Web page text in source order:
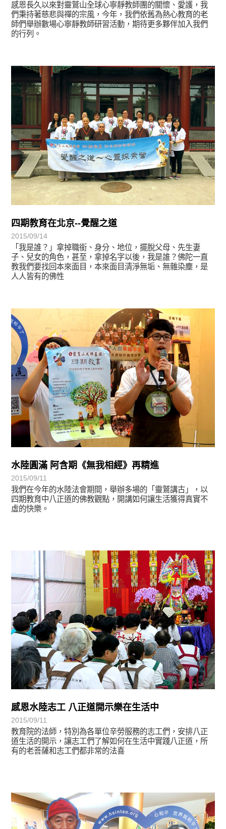
感恩長久以來對靈鷲山全球心寧靜教師團的關懷、愛護，我
們秉持著慈悲與禪的宗風，今年，我們依舊為熱心教育的老
師們舉辦數場心寧靜教師研習活動，期待更多夥伴加入我們
的行列。
四期教育在北京--覺醒之道
2015/09/14
「我是誰？」拿掉職銜、身分、地位，擺脫父母、先生妻
子、兒女的角色，甚至，拿掉名字以後，我是誰？佛陀一直
教我們要找回本來面目，本來面目清淨無垢、無雜染塵，是
人人皆有的佛性
學習分享
水陸圓滿 阿含期《無我相經》再精進
2015/09/11
我們在今年的水陸法會期間，舉辦多場的「靈鷲講古」，以
四期教育中八正道的佛教觀點，開講如何讓生活獲得真實不
虛的快樂。
學習分享
感恩水陸志工 八正道開示樂在生活中
2015/09/11
教育院的法師，特別為各單位辛勞服務的志工們，安排八正
道生活的開示，讓志工們了解如何在生活中實踐八正道，所
有的老菩薩和志工們都非常的法喜
學習分享
學習分享